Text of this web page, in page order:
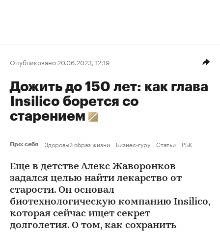
Опубликовано 20.06.2023, 12:19
Дожить до 150 лет: как глава
Insilico борется со
старением
Про: себя Здоровый образ жизни Бизнес-гуру Статьи РБК
Еще в детстве Алекс Жаворонков
задался целью найти лекарство от
старости. Он основал
биотехнологическую компанию Insilico,
которая сейчас ищет секрет
долголетия. О том, как сохранить